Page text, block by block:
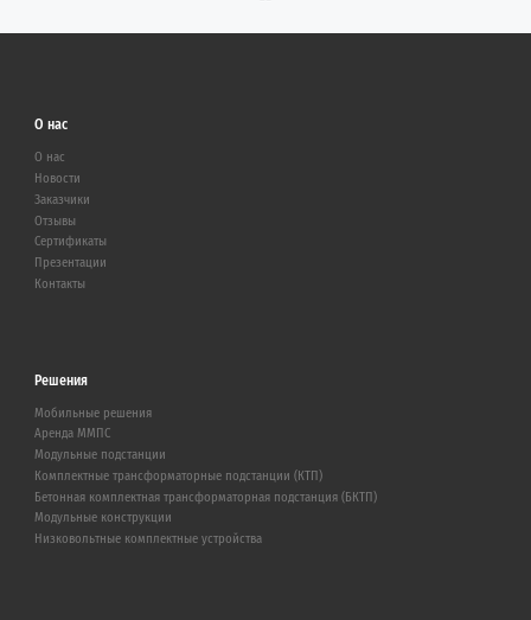
О нас
О нас
Новости
Заказчики
Отзывы
Сертификаты
Презентации
Контакты
Решения
Мобильные решения
Аренда ММПС
Модульные подстанции
Комплектные трансформаторные подстанции (КТП)
Бетонная комплектная трансформаторная подстанция (БКТП)
Модульные конструкции
Низковольтные комплектные устройства